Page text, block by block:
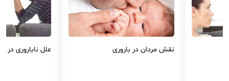
نقش مردان در باروری علل ناباروری در